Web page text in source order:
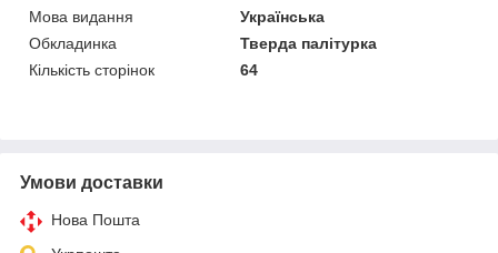
Мова видання
Українська
Обкладинка
Тверда палітурка
Кількість сторінок
64
Умови доставки
Нова Пошта